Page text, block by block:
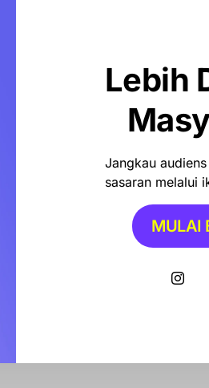
Menuju Indonesia Emas”
Kabupaten Barru
berkelanjutan.
tidak terpisahkan dalam
produktivitas dan
produktif,” ungkapnya.
Stunting
terhadap inovasi
digerakkan oleh PKK
Lebih
Jangkau
sasaran melalui
MULAI